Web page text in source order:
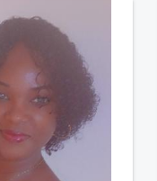
à ma
moi je vous